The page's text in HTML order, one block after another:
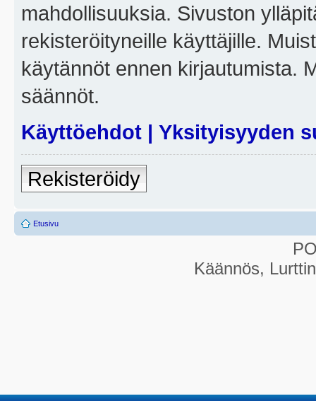
mahdollisuuksia. Sivuston
rekisteröityneille käyttäjille.
käytännöt ennen kirjautumista.
säännöt.
Käyttöehdot | Yksityisyyden
Rekisteröidy
Etusivu
Käännös,